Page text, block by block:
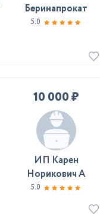
Беринапрокат
5.0
10 000 ₽
ИП Карен
Норикович А
5.0